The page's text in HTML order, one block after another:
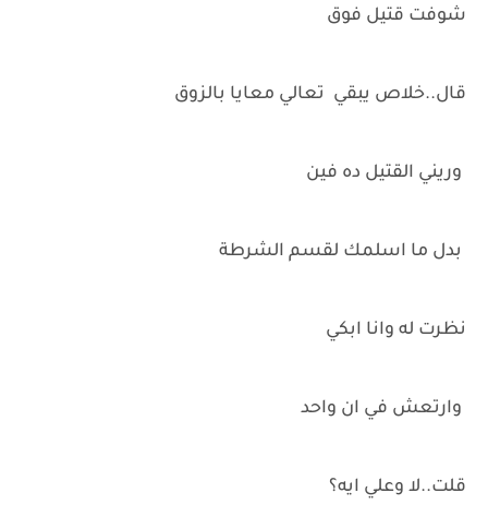
شوفت قتيل فوق
قال..خلاص يبقي تعالي معايا بالزوق
وريني القتيل ده فين
بدل ما اسلمك لقسم الشرطة
نظرت له وانا ابكي
وارتعش في ان واحد
قلت..لا وعلي ايه؟